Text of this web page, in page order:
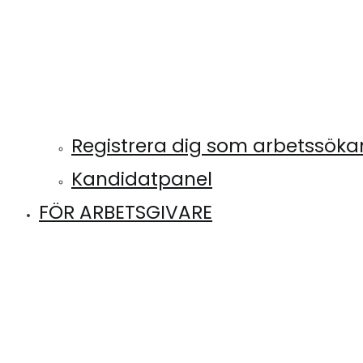
Registrera dig som
Kandidatpanel
FÖR ARBETSGIVARE